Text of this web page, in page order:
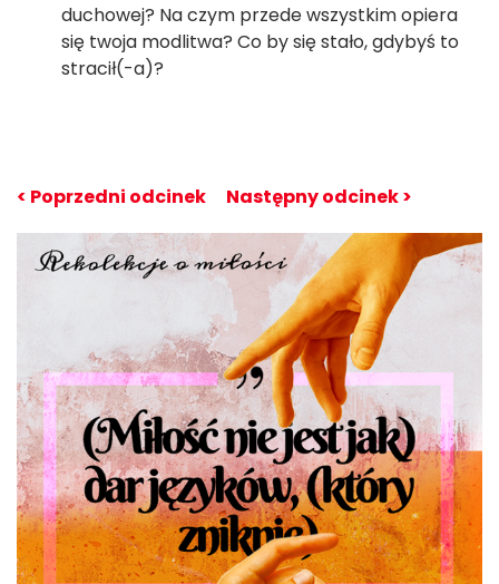
duchowej? Na czym przede wszystkim opiera
się twoja modlitwa? Co by się stało, gdybyś to
stracił(-a)?
< Poprzedni odcinek Następny odcinek >